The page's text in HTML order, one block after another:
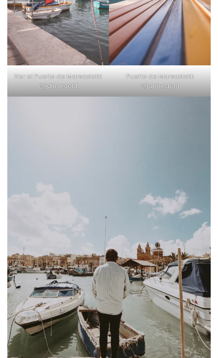
Ver el Puerto de Marsaxlokk
@jaimegonf
Puerto de Marsaxlokk
@jaimegonf